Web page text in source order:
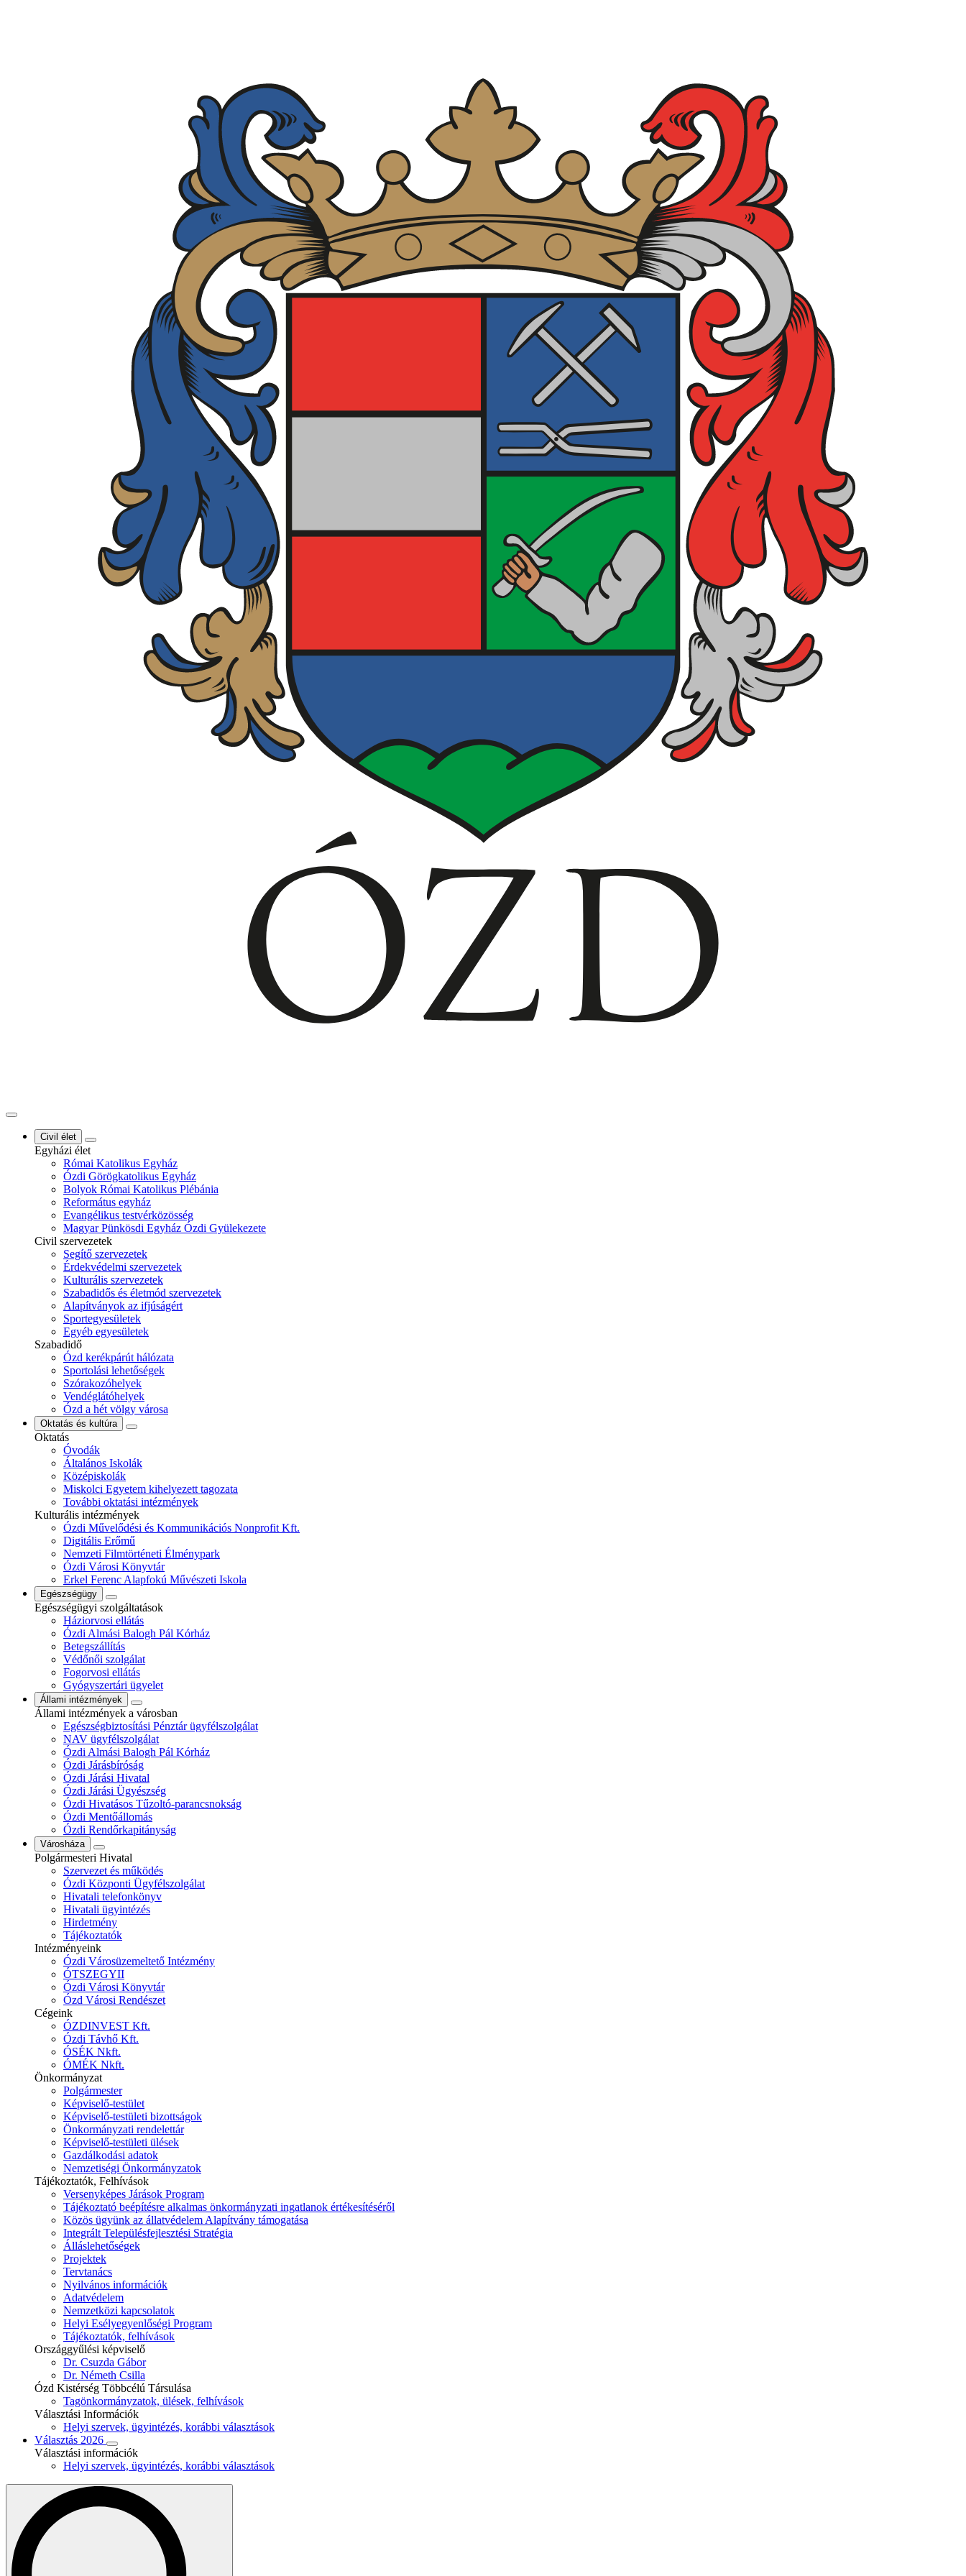
Civil élet
Egyházi élet
Római Katolikus Egyház
Ózdi Görögkatolikus Egyház
Bolyok Római Katolikus Plébánia
Református egyház
Evangélikus testvérközösség
Magyar Pünkösdi Egyház Ózdi Gyülekezete
Civil szervezetek
Segítő szervezetek
Érdekvédelmi szervezetek
Kulturális szervezetek
Szabadidős és életmód szervezetek
Alapítványok az ifjúságért
Sportegyesületek
Egyéb egyesületek
Szabadidő
Ózd kerékpárút hálózata
Sportolási lehetőségek
Szórakozóhelyek
Vendéglátóhelyek
Ózd a hét völgy városa
Oktatás és kultúra
Oktatás
Óvodák
Általános Iskolák
Középiskolák
Miskolci Egyetem kihelyezett tagozata
További oktatási intézmények
Kulturális intézmények
Ózdi Művelődési és Kommunikációs Nonprofit Kft.
Digitális Erőmű
Nemzeti Filmtörténeti Élménypark
Ózdi Városi Könyvtár
Erkel Ferenc Alapfokú Művészeti Iskola
Egészségügy
Egészségügyi szolgáltatások
Háziorvosi ellátás
Ózdi Almási Balogh Pál Kórház
Betegszállítás
Védőnői szolgálat
Fogorvosi ellátás
Gyógyszertári ügyelet
Állami intézmények
Állami intézmények a városban
Egészségbiztosítási Pénztár ügyfélszolgálat
NAV ügyfélszolgálat
Ózdi Almási Balogh Pál Kórház
Ózdi Járásbíróság
Ózdi Járási Hivatal
Ózdi Járási Ügyészség
Ózdi Hivatásos Tűzoltó-parancsnokság
Ózdi Mentőállomás
Ózdi Rendőrkapitányság
Városháza
Polgármesteri Hivatal
Szervezet és működés
Ózdi Központi Ügyfélszolgálat
Hivatali telefonkönyv
Hivatali ügyintézés
Hirdetmény
Tájékoztatók
Intézményeink
Ózdi Városüzemeltető Intézmény
ÓTSZEGYII
Ózdi Városi Könyvtár
Ózd Városi Rendészet
Cégeink
ÓZDINVEST Kft.
Ózdi Távhő Kft.
ÓSÉK Nkft.
ÓMÉK Nkft.
Önkormányzat
Polgármester
Képviselő-testület
Képviselő-testületi bizottságok
Önkormányzati rendelettár
Képviselő-testületi ülések
Gazdálkodási adatok
Nemzetiségi Önkormányzatok
Tájékoztatók, Felhívások
Versenyképes Járások Program
Tájékoztató beépítésre alkalmas önkormányzati ingatlanok értékesítéséről
Közös ügyünk az állatvédelem Alapítvány támogatása
Integrált Településfejlesztési Stratégia
Álláslehetőségek
Projektek
Tervtanács
Nyilvános információk
Adatvédelem
Nemzetközi kapcsolatok
Helyi Esélyegyenlőségi Program
Tájékoztatók, felhívások
Országgyűlési képviselő
Dr. Csuzda Gábor
Dr. Németh Csilla
Ózd Kistérség Többcélú Társulása
Tagönkormányzatok, ülések, felhívások
Választási Információk
Helyi szervek, ügyintézés, korábbi választások
Választás 2026
Választási információk
Helyi szervek, ügyintézés, korábbi választások